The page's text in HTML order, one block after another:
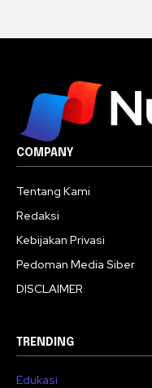
COMPANY
Tentang Kami
Redaksi
Kebijakan Privasi
Pedoman Media Siber
DISCLAIMER
TRENDING
Edukasi